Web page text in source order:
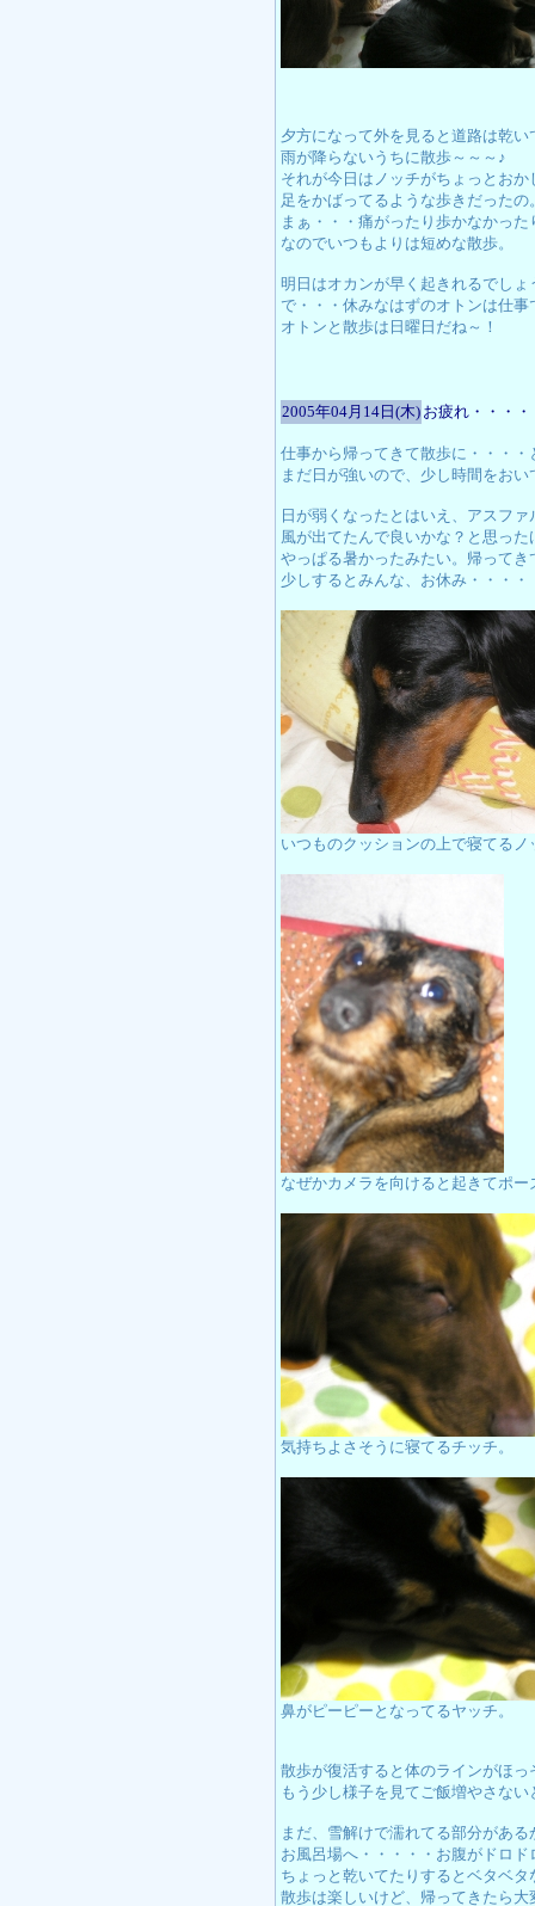
夕方になって外を見ると道路は乾い
雨が降らないうちに散歩～～～♪
それが今日はノッチがちょっとおか
足をかばってるような歩きだったの
まぁ・・・痛がったり歩かなかっ
なのでいつもよりは短めな散歩。
明日はオカンが早く起きれるでしょ
で・・・休みなはずのオトンは仕事
オトンと散歩は日曜日だね～！
2005年04月14日(木) お疲れ・・・・
仕事から帰ってきて散歩に・・・・
まだ日が強いので、少し時間をおい
日が弱くなったとはいえ、アスフ
風が出てたんで良いかな？と思った
やっぱる暑かったみたい。帰ってき
少しするとみんな、お休み・・・・
いつものクッションの上で寝てるノ
なぜかカメラを向けると起きてポー
気持ちよさそうに寝てるチッチ。
鼻がピーピーとなってるヤッチ。
散歩が復活すると体のラインがほっ
もう少し様子を見てご飯増やさない
まだ、雪解けで濡れてる部分があ
お風呂場へ・・・・・お腹がドロド
ちょっと乾いてたりするとベタベタ
散歩は楽しいけど、帰ってきたら大